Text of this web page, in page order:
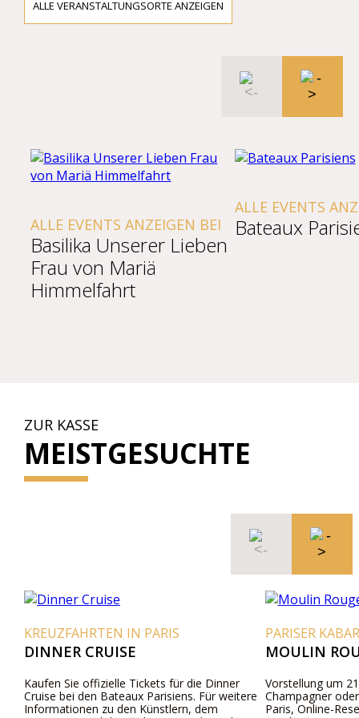
ALLE VERANSTALTUNGSORTE ANZEIGEN
ALLE EVENTS ANZEIGEN BEI
Basilika Unserer Lieben
Frau von Mariä
Himmelfahrt
ALLE EVENTS
Bateaux
ZUR KASSE
MEISTGESUCHTE
KREUZFAHRTEN IN PARIS
DINNER CRUISE
Kaufen Sie offizielle Tickets für die Dinner
Cruise bei den Bateaux Parisiens. Für weitere
Informationen zu den Künstlern, dem
PARISER
MOULIN
Vorstellung um
Champagner
Paris, Online-